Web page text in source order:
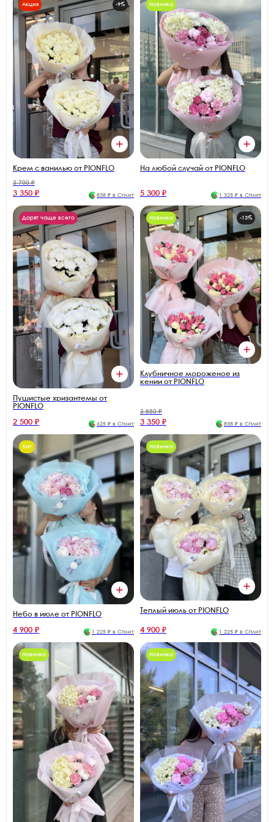
Акция -9%
Крем с ванилью от PIONFLO
3 700 ₽
3 350 ₽ 838 ₽ в Сплит
Новинка
На любой случай от PIONFLO
5 300 ₽ 1 325 ₽ в Сплит
Дарят чаще всего
Пушистые хризантемы от
PIONFLO
2 500 ₽ 625 ₽ в Сплит
Новинка -13%
Клубничное мороженое из
кении от PIONFLO
3 850 ₽
3 350 ₽ 838 ₽ в Сплит
Хит
Небо в июле от PIONFLO
4 900 ₽ 1 225 ₽ в Сплит
Новинка
Теплый июль от PIONFLO
4 900 ₽ 1 225 ₽ в Сплит
Новинка Новинка